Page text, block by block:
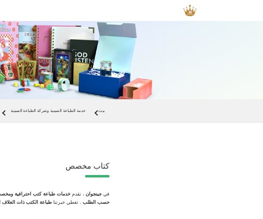
بيت خدمة الطباعة الصينية وشركة الطباعة الصينية
كتاب مخصص
في جينجوان، نقدم خدمات طباعة كتب احترافية
حسب الطلب. تغطي خبرتنا طباعة الكتب ذات الغلاف
لكتب